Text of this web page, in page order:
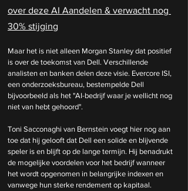
over deze AI Aandelen & verwacht nog
30% stijging
Maar het is niet alleen Morgan Stanley dat positief
is over de toekomst van Dell. Verschillende
analisten en banken delen deze visie. Evercore ISI,
een onderzoeksbureau, bestempelde Dell
bijvoorbeeld als het "AI-bedrijf waar je wellicht nog
niet van hebt gehoord".
Toni Sacconaghi van Bernstein voegt hier nog aan
toe dat hij gelooft dat Dell een solide en blijvende
speler is en blijft op de lange termijn. Hij benadrukt
de mogelijke voordelen voor het bedrijf wanneer
het wordt opgenomen in belangrijke indexen en
vanwege hun sterke rendement op kapitaal.